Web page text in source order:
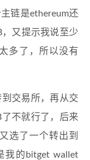
链是ethereum还
又提示我说至少
多了，所以没有
交易所，再从交
不就行了，后来
选了一个转出到
我的bitget wallet